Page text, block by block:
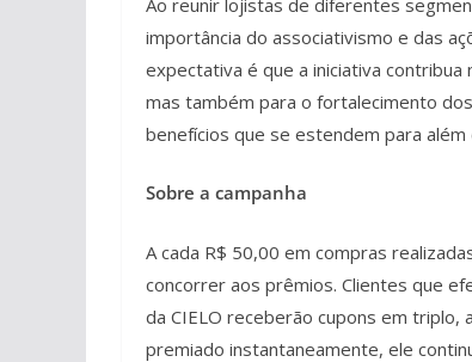
importância do associativismo e das
expectativa é que a iniciativa
mas também para o fortalecimento
benefícios que se estendem para além
Sobre a campanha
A cada R$ 50,00 em compras
concorrer aos prêmios. Clientes que
da CIELO receberão cupons em triplo,
premiado instantaneamente, ele